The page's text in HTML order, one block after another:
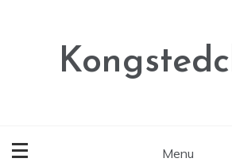
Menu